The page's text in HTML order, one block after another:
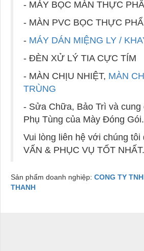
- MÁY BỌC MÀN THỰC
- MÀN PVC BỌC THỰC
- MÁY DÁN MIỆNG LY /
- ĐÈN XỬ LÝ TIA CỰC TÍM
- MÀN CHỊU NHIỆT, MÀN
TRÙNG
- Sửa Chữa, Bảo Trì và cung
Phụ Tùng của Mày Đóng Gói.
Vui lòng liên hệ với chúng
VẤN & PHỤC VỤ TỐT NHẤT.
Sản phẩm doanh nghiệp: CONG TY
THANH